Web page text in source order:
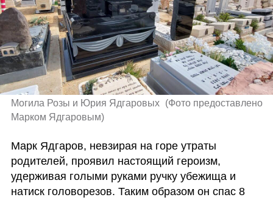
Могила Розы и Юрия Ядгаровых (Фото предоставлено
Марком Ядгаровым)
Марк Ядгаров, невзирая на горе утраты
родителей, проявил настоящий героизм,
удерживая голыми руками ручку убежища и
натиск головорезов. Таким образом он спас 8